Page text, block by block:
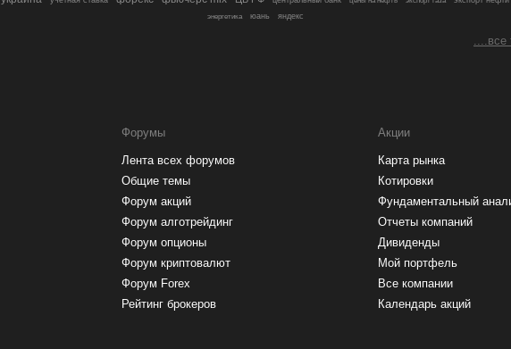
энергетика
юань яндекс
....все
Форумы
Лента всех форумов
Общие темы
Форум акций
Форум алготрейдинг
Форум опционы
Форум криптовалют
Форум Forex
Рейтинг брокеров
Акции
Карта рынка
Котировки
Фундаментальный
Отчеты компаний
Дивиденды
Мой портфель
Все компании
Календарь акций